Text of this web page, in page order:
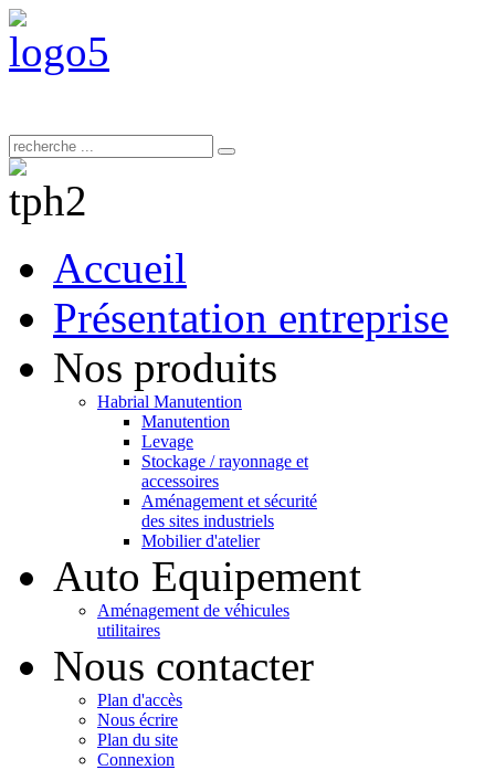
Accueil
Présentation entreprise
Nos produits
Habrial Manutention
Manutention
Levage
Stockage / rayonnage et
accessoires
Aménagement et sécurité
des sites industriels
Mobilier d'atelier
Auto Equipement
Aménagement de véhicules
utilitaires
Nous contacter
Plan d'accès
Nous écrire
Plan du site
Connexion